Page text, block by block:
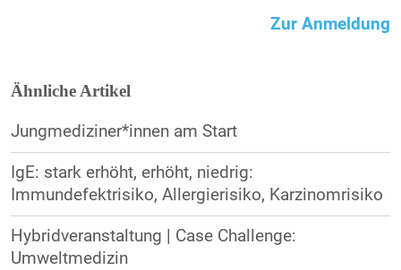
Zur Anmeldung
Ähnliche Artikel
Jungmediziner*innen am Start
IgE: stark erhöht, erhöht, niedrig:
Immundefektrisiko, Allergierisiko, Karzinomrisiko
Hybridveranstaltung | Case Challenge:
Umweltmedizin